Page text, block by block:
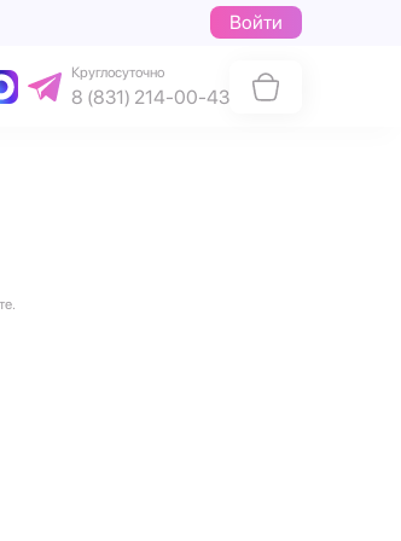
Войти
Круглосуточно
8 (831) 214-00-43